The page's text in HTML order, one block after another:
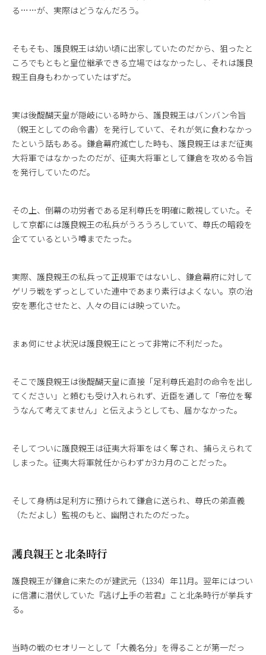
る……が、実際はどうなんだろう。
そもそも、護良親王は幼い頃に出家していたのだから、狙ったと
ころでもともと皇位継承できる立場ではなかったし、それは護良
親王自身もわかっていたはずだ。
実は後醍醐天皇が隠岐にいる時から、護良親王はバンバン令旨
（親王としての命令書）を発行していて、それが気に食わなかっ
たという話もある。鎌倉幕府滅亡した時も、護良親王はまだ征夷
大将軍ではなかったのだが、征夷大将軍として鎌倉を攻める令旨
を発行していたのだ。
その上、倒幕の功労者である足利尊氏を明確に敵視していた。そ
して京都には護良親王の私兵がうろうろしていて、尊氏の暗殺を
企てているという噂までたった。
実際、護良親王の私兵って正規軍ではないし、鎌倉幕府に対して
ゲリラ戦をずっとしていた連中であまり素行はよくない。京の治
安を悪化させたと、人々の目には映っていた。
まぁ何にせよ状況は護良親王にとって非常に不利だった。
そこで護良親王は後醍醐天皇に直接「足利尊氏追討の命令を出し
てください」と頼むも受け入れられず、近臣を通して「帝位を奪
うなんて考えてません」と伝えようとしても、届かなかった。
そしてついに護良親王は征夷大将軍をはく奪され、捕らえられて
しまった。征夷大将軍就任からわずか3カ月のことだった。
そして身柄は足利方に預けられて鎌倉に送られ、尊氏の弟直義
（ただよし）監視のもと、幽閉されたのだった。
護良親王と北条時行
護良親王が鎌倉に来たのが建武元（1334）年11月。翌年にはつい
に信濃に潜伏していた『逃げ上手の若君』こと北条時行が挙兵す
る。
当時の戦のセオリーとして「大義名分」を得ることが第一だっ